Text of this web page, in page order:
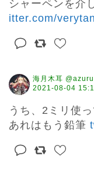
シャーペンを介
itter.com/
海月木耳
2021-08-04
うち、2ミリ使
あれはもう鉛筆